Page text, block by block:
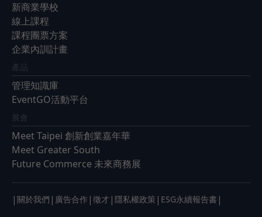
新商業學校
線上課程
課程團票方案
企業內訓計畫
產品
管理知識庫
EventGO活動平台
展會
Meet Taipei 創新創業嘉年華
Meet Greater South
Future Commerce 未來商務展
| 關於我們 | 廣告合作 | 徵才 | 隱私權政策 | ESG永續報告書 |